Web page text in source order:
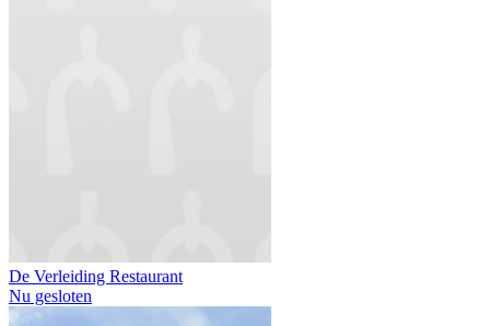
De Verleiding Restaurant
Nu gesloten